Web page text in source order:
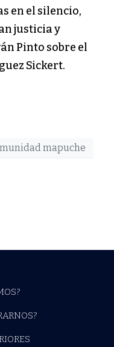
en el silencio,
justicia y
Pinto sobre el
Sickert.
mapuche